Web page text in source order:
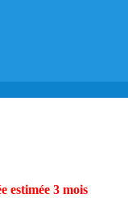
estimée 3 mois